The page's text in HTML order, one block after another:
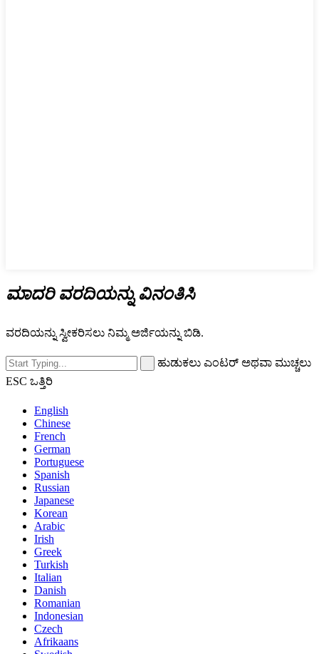
ಮಾದರಿ ವರದಿಯನ್ನು ವಿನಂತಿಸಿ
ವರದಿಯನ್ನು ಸ್ವೀಕರಿಸಲು ನಿಮ್ಮ ಅರ್ಜಿಯನ್ನು ಬಿಡಿ.
ಹುಡುಕಲು ಎಂಟರ್ ಅಥವಾ ಮುಚ್ಚಲು
ESC ಒತ್ತಿರಿ
English
Chinese
French
German
Portuguese
Spanish
Russian
Japanese
Korean
Arabic
Irish
Greek
Turkish
Italian
Danish
Romanian
Indonesian
Czech
Afrikaans